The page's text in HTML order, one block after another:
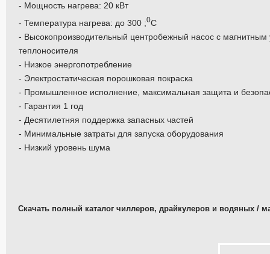
- Мощность нагрева: 20 кВт
- Температура нагрева: до 300 ;0С
- Высокопроизводительный центробежный насос с
теплоносителя
- Низкое энергопотребление
- Электростатическая порошковая покраска
- Промышленное исполнение, максимальная защита и
- Гарантия 1 год
- Десятилетняя поддержка запасных частей
- Минимальные затраты для запуска оборудования
- Низкий уровень шума
Скачать полный каталог чиллеров, драйкулеров и водяных /